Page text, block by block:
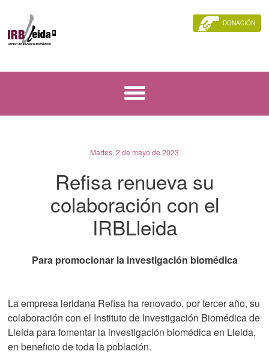
DONACIÓN
Martes, 2 de mayo de 2023
Refisa renueva su
colaboración con el
IRBLleida
Para promocionar la investigación biomédica
La empresa leridana Refisa ha renovado, por tercer año, su
colaboración con el Instituto de Investigación Biomédica de
Lleida para fomentar la investigación biomédica en Lleida,
en beneficio de toda la población.